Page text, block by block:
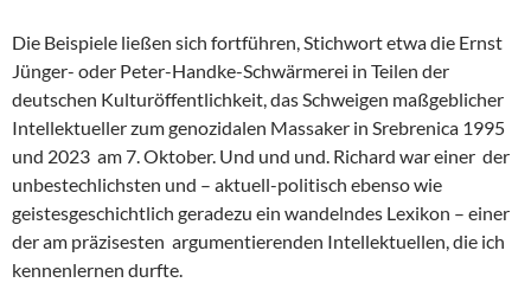
Die Beispiele ließen sich fortführen, Stichwort etwa die Ernst
Jünger- oder Peter-Handke-Schwärmerei in Teilen der
deutschen Kulturöffentlichkeit, das Schweigen maßgeblicher
Intellektueller zum genozidalen Massaker in Srebrenica 1995
und 2023 am 7. Oktober. Und und und. Richard war einer der
unbestechlichsten und – aktuell-politisch ebenso wie
geistesgeschichtlich geradezu ein wandelndes Lexikon – einer
der am präzisesten argumentierenden Intellektuellen, die ich
kennenlernen durfte.